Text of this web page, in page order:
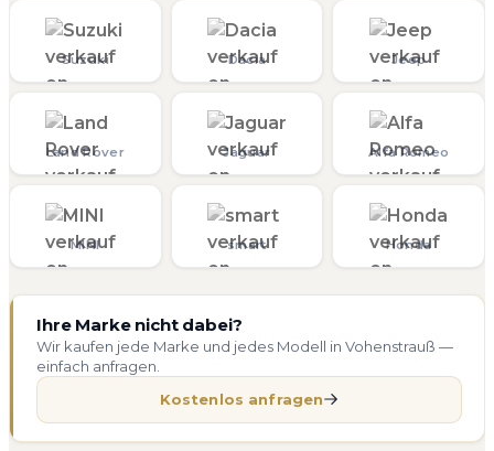
Suzuki Dacia Jeep
Land Rover Jaguar Alfa Romeo
MINI smart Honda
Ihre Marke nicht dabei?
Wir kaufen jede Marke und jedes Modell in Vohenstrauß —
einfach anfragen.
Kostenlos anfragen